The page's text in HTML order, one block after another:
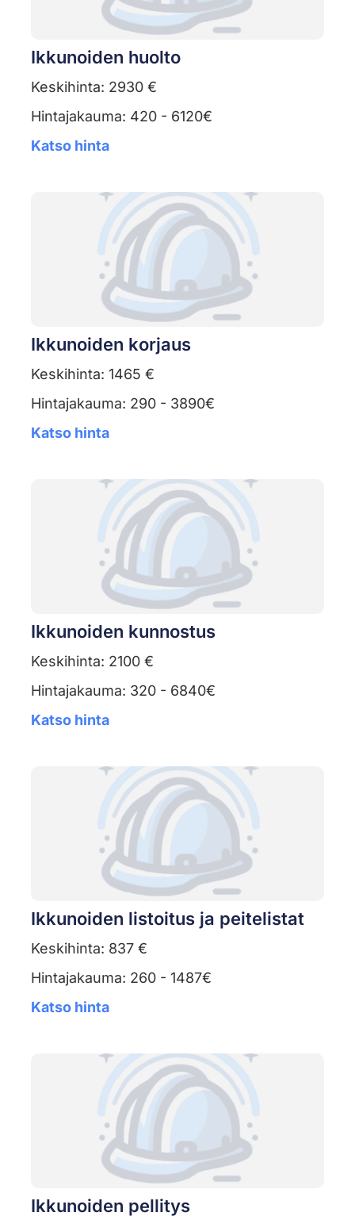
Ikkunoiden huolto
Keskihinta: 2930 €
Hintajakauma: 420 - 6120€
Katso hinta
Ikkunoiden korjaus
Keskihinta: 1465 €
Hintajakauma: 290 - 3890€
Katso hinta
Ikkunoiden kunnostus
Keskihinta: 2100 €
Hintajakauma: 320 - 6840€
Katso hinta
Ikkunoiden listoitus ja peitelistat
Keskihinta: 837 €
Hintajakauma: 260 - 1487€
Katso hinta
Ikkunoiden pellitys